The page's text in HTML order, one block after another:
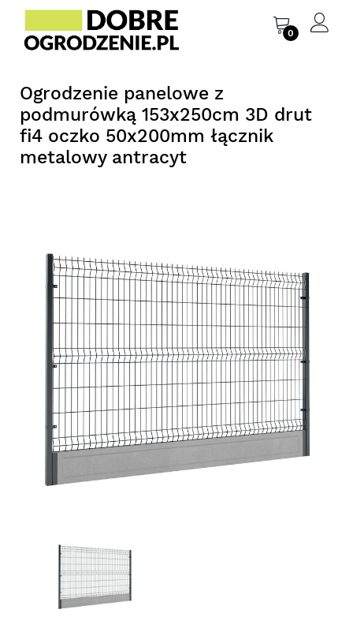
0
Ogrodzenie panelowe z
podmurówką 153x250cm 3D drut
fi4 oczko 50x200mm łącznik
metalowy antracyt